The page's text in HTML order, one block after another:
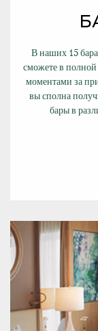
В наших 15
сможете в
моментами за
вы сполна
бары в